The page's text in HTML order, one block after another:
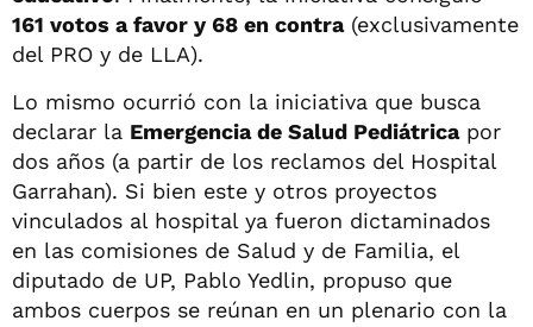
161 votos a favor y 68 en contra(exclusivamente
del PRO y de LLA).
Lo mismo ocurrió con la iniciativa que busca
declarar la Emergencia de Salud Pediátricapor
dos años (a partir de los reclamos del Hospital
Garrahan). Si bien este y otros proyectos
vinculados al hospital ya fueron dictaminados
en las comisiones de Salud y de Familia, el
diputado de UP, Pablo Yedlin, propuso que
ambos cuerpos se reúnan en un plenario con la